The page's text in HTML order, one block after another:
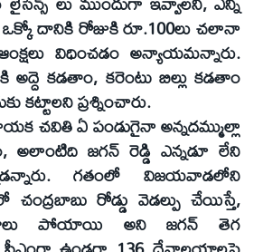
దానికి రోజుకి రూ.100లు చలానా
విధించడం అన్యాయమన్నారు.
కడతాం, కరెంటు బిల్లు కడతాం
కట్టాలని ప్రశ్నించారు.
చవితి ఏ పండుగైనా అన్నదమ్ముల్లా
అలాంటిది జగన్‌ రెడ్డి ఎన్నడూ లేని
గతంలో విజయవాడలోని
చంద్రబాబు రోడ్డు వెడల్పు చేయిస్తే,
పోయాయి అని జగన్‌ తెగ